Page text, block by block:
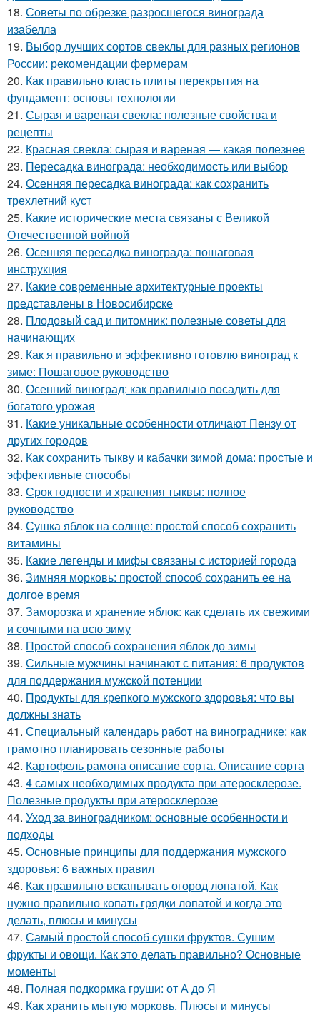
18. Советы по обрезке разросшегося винограда
изабелла
19. Выбор лучших сортов свеклы для разных регионов
России: рекомендации фермерам
20. Как правильно класть плиты перекрытия на
фундамент: основы технологии
21. Сырая и вареная свекла: полезные свойства и
рецепты
22. Красная свекла: сырая и вареная — какая полезнее
23. Пересадка винограда: необходимость или выбор
24. Осенняя пересадка винограда: как сохранить
трехлетний куст
25. Какие исторические места связаны с Великой
Отечественной войной
26. Осенняя пересадка винограда: пошаговая
инструкция
27. Какие современные архитектурные проекты
представлены в Новосибирске
28. Плодовый сад и питомник: полезные советы для
начинающих
29. Как я правильно и эффективно готовлю виноград к
зиме: Пошаговое руководство
30. Осенний виноград: как правильно посадить для
богатого урожая
31. Какие уникальные особенности отличают Пензу от
других городов
32. Как сохранить тыкву и кабачки зимой дома: простые и
эффективные способы
33. Срок годности и хранения тыквы: полное
руководство
34. Сушка яблок на солнце: простой способ сохранить
витамины
35. Какие легенды и мифы связаны с историей города
36. Зимняя морковь: простой способ сохранить ее на
долгое время
37. Заморозка и хранение яблок: как сделать их свежими
и сочными на всю зиму
38. Простой способ сохранения яблок до зимы
39. Сильные мужчины начинают с питания: 6 продуктов
для поддержания мужской потенции
40. Продукты для крепкого мужского здоровья: что вы
должны знать
41. Специальный календарь работ на винограднике: как
грамотно планировать сезонные работы
42. Картофель рамона описание сорта. Описание сорта
43. 4 самых необходимых продукта при атеросклерозе.
Полезные продукты при атеросклерозе
44. Уход за виноградником: основные особенности и
подходы
45. Основные принципы для поддержания мужского
здоровья: 6 важных правил
46. Как правильно вскапывать огород лопатой. Как
нужно правильно копать грядки лопатой и когда это
делать, плюсы и минусы
47. Самый простой способ сушки фруктов. Сушим
фрукты и овощи. Как это делать правильно? Основные
моменты
48. Полная подкормка груши: от А до Я
49. Как хранить мытую морковь. Плюсы и минусы